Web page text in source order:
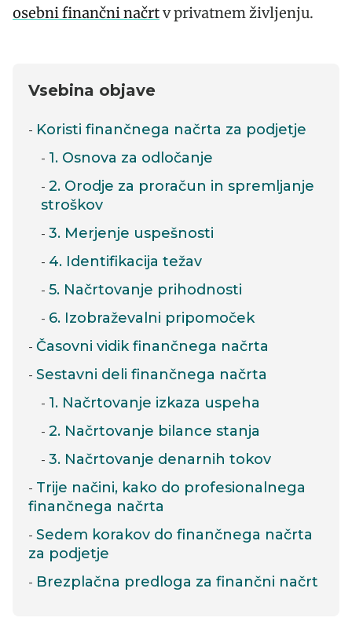
osebni finančni načrtv privatnem življenju.
Vsebina objave
Koristi finančnega načrta za podjetje
1. Osnova za odločanje
2. Orodje za proračun in spremljanje
stroškov
3. Merjenje uspešnosti
4. Identifikacija težav
5. Načrtovanje prihodnosti
6. Izobraževalni pripomoček
Časovni vidik finančnega načrta
Sestavni deli finančnega načrta
1. Načrtovanje izkaza uspeha
2. Načrtovanje bilance stanja
3. Načrtovanje denarnih tokov
Trije načini, kako do profesionalnega
finančnega načrta
Sedem korakov do finančnega načrta
za podjetje
Brezplačna predloga za finančni načrt